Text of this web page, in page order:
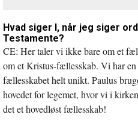
Hvad siger I, når jeg siger
Testamente?
CE: Her taler vi ikke bare om et
om et Kristus-fællesskab. Vi har
fællesskabet helt unikt. Paulus
hovedet for legemet, hvor vi i
det et hovedløst fællesskab!